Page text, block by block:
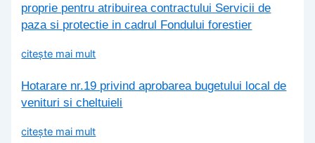
proprie pentru atribuirea contractului Servicii de
paza si protectie in cadrul Fondului forestier
citește mai mult
Hotarare nr.19 privind aprobarea bugetului local de
venituri si cheltuieli
citește mai mult